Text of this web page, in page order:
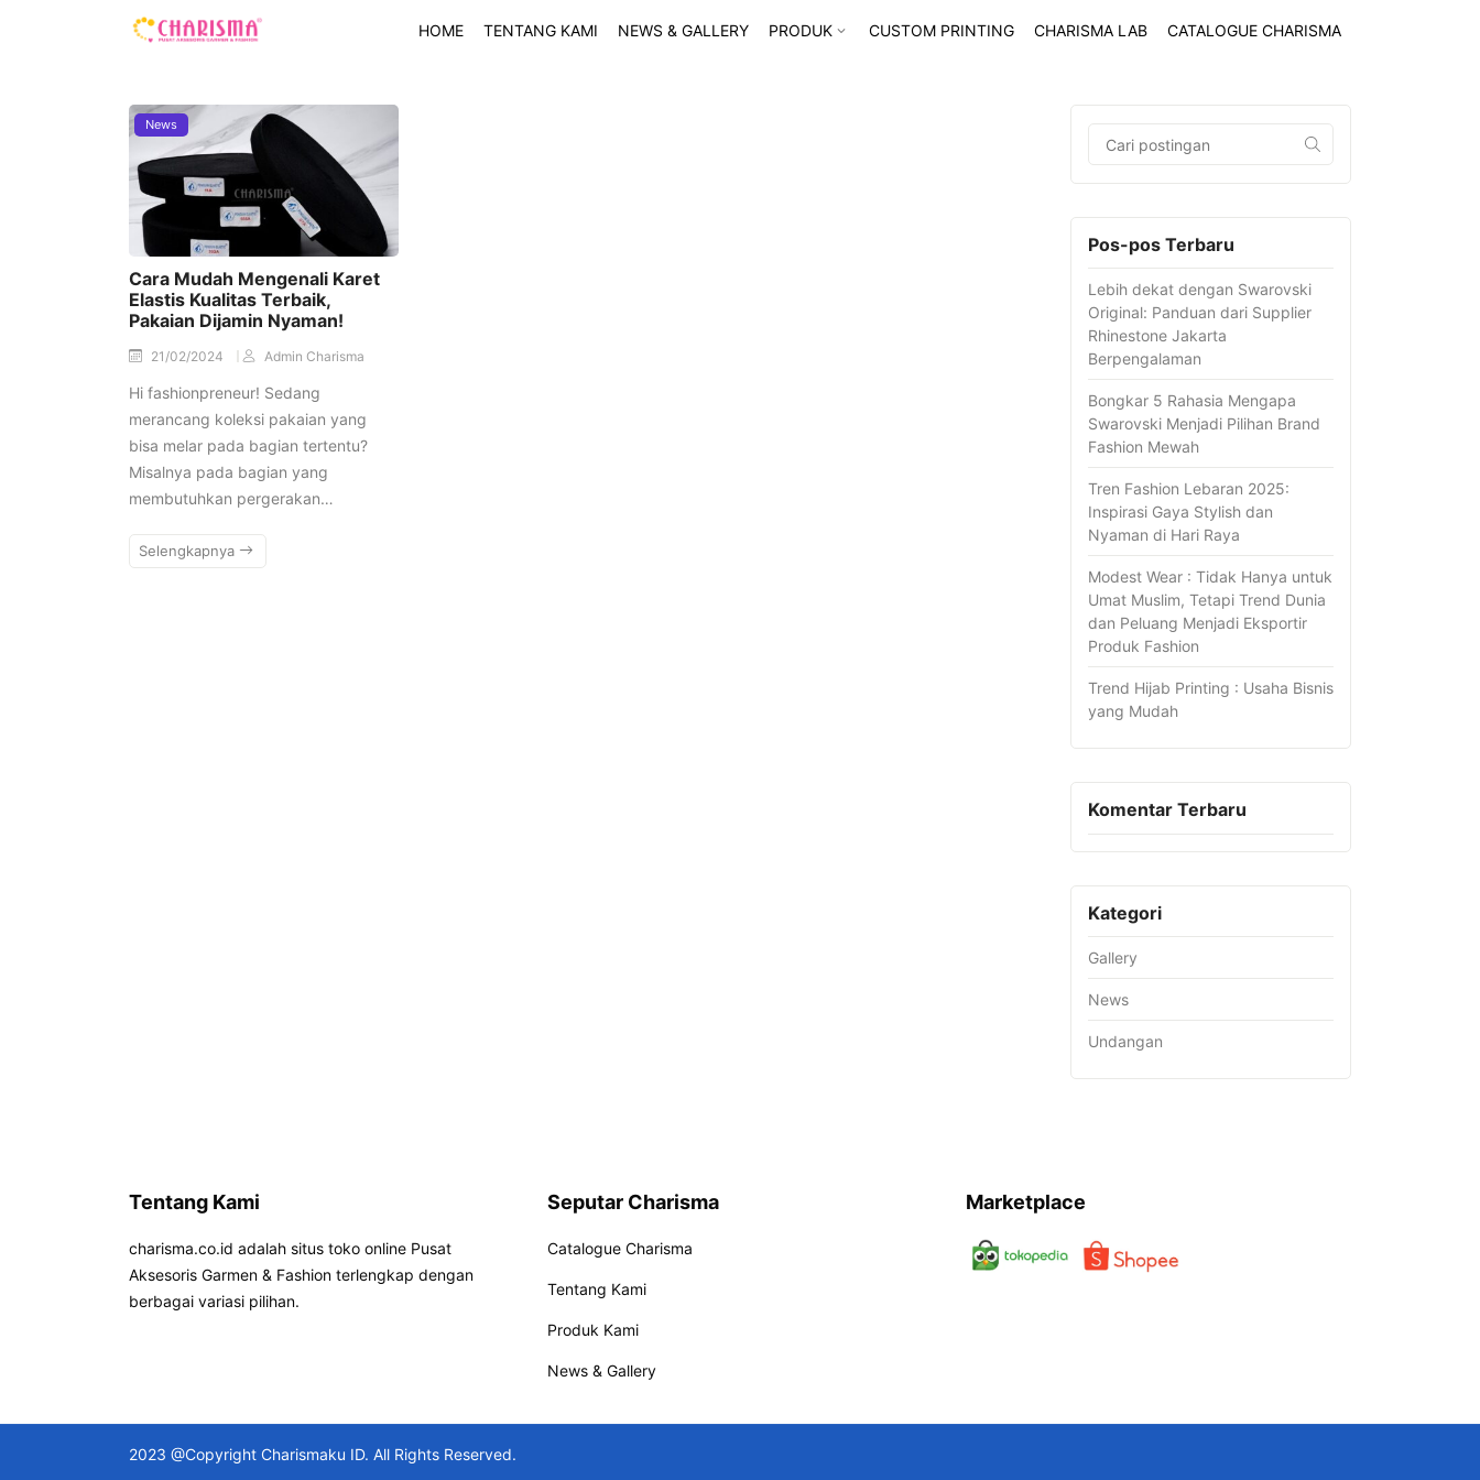
HOME TENTANG KAMI NEWS & GALLERY PRODUK CUSTOM PRINTING CHARISMA LAB CATALOGUE CHARISMA
News
Cara Mudah Mengenali Karet
Elastis Kualitas Terbaik,
Pakaian Dijamin Nyaman!
21/02/2024 Admin Charisma
Hi fashionpreneur! Sedang
merancang koleksi pakaian yang
bisa melar pada bagian tertentu?
Misalnya pada bagian yang
membutuhkan pergerakan…
Selengkapnya
Pos-pos Terbaru
Lebih dekat dengan Swarovski
Original: Panduan dari Supplier
Rhinestone Jakarta
Berpengalaman
Bongkar 5 Rahasia Mengapa
Swarovski Menjadi Pilihan Brand
Fashion Mewah
Tren Fashion Lebaran 2025:
Inspirasi Gaya Stylish dan
Nyaman di Hari Raya
Modest Wear : Tidak Hanya untuk
Umat Muslim, Tetapi Trend Dunia
dan Peluang Menjadi Eksportir
Produk Fashion
Trend Hijab Printing : Usaha Bisnis
yang Mudah
Komentar Terbaru
Kategori
Gallery
News
Undangan
Tentang Kami
charisma.co.id adalah situs toko online Pusat
Aksesoris Garmen & Fashion terlengkap dengan
berbagai variasi pilihan.
Seputar Charisma
Catalogue Charisma
Tentang Kami
Produk Kami
News & Gallery
Marketplace
2023 @Copyright Charismaku ID. All Rights Reserved.